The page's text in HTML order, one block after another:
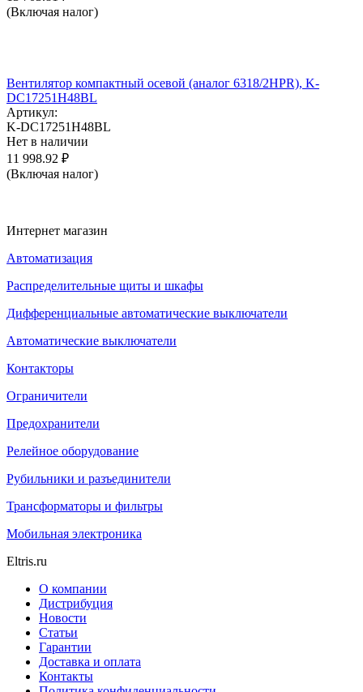
(Включая налог)
Вентилятор компактный осевой (аналог 6318/2HPR), K-
DC17251H48BL
Артикул:
K-DC17251H48BL
Нет в наличии
11 998.92 ₽
(Включая налог)
Интернет магазин
Автоматизация
Распределительные щиты и шкафы
Дифференциальные автоматические выключатели
Автоматические выключатели
Контакторы
Ограничители
Предохранители
Релейное оборудование
Рубильники и разъединители
Трансформаторы и фильтры
Мобильная электроника
Eltris.ru
О компании
Дистрибуция
Новости
Статьи
Гарантии
Доставка и оплата
Контакты